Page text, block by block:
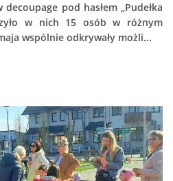
pod hasłem „Pudełka
w nich 15 osób w różnym
wspólnie odkrywały możli...